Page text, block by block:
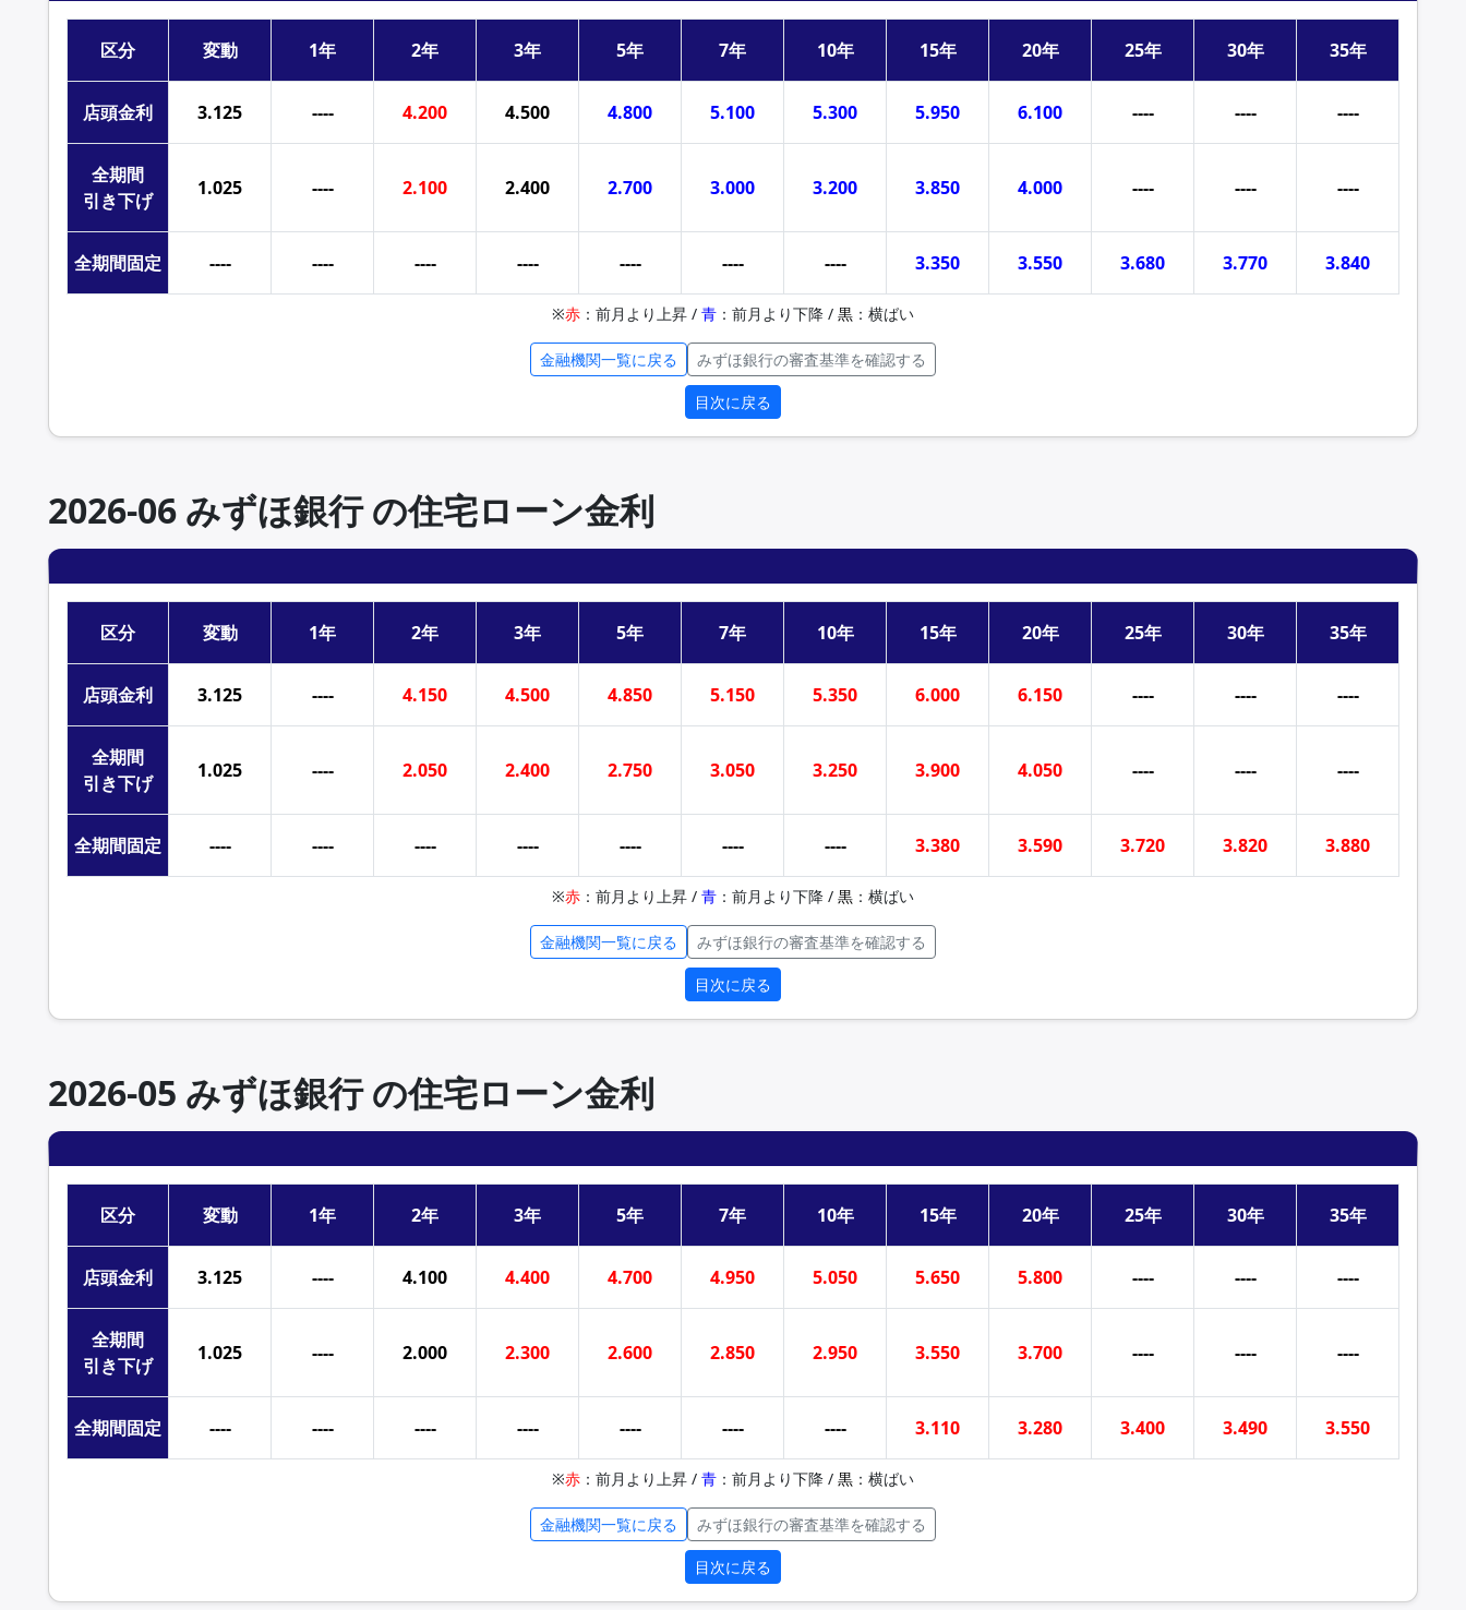
区分 変動 1年 2年 3年 5年 7年 10年 15年 20年 25年 30年 35年
店頭金利 3.125 ---- 4.200 4.500 4.800 5.100 5.300 5.950 6.100 ---- ---- ----
全期間
引き下げ
1.025 ---- 2.100 2.400 2.700 3.000 3.200 3.850 4.000 ---- ---- ----
全期間固定 ---- ---- ---- ---- ---- ---- ---- 3.350 3.550 3.680 3.770 3.840
※赤 ：前月より上昇 / 青 ：前月より下降 / 黒 ：横ばい
金融機関一覧に戻る みずほ銀行の審査基準を確認する
目次に戻る
2026-06 みずほ銀行 の住宅ローン金利
区分 変動 1年 2年 3年 5年 7年 10年 15年 20年 25年 30年 35年
店頭金利 3.125 ---- 4.150 4.500 4.850 5.150 5.350 6.000 6.150 ---- ---- ----
全期間
引き下げ
1.025 ---- 2.050 2.400 2.750 3.050 3.250 3.900 4.050 ---- ---- ----
全期間固定 ---- ---- ---- ---- ---- ---- ---- 3.380 3.590 3.720 3.820 3.880
※赤 ：前月より上昇 / 青 ：前月より下降 / 黒 ：横ばい
金融機関一覧に戻る みずほ銀行の審査基準を確認する
目次に戻る
2026-05 みずほ銀行 の住宅ローン金利
区分 変動 1年 2年 3年 5年 7年 10年 15年 20年 25年 30年 35年
店頭金利 3.125 ---- 4.100 4.400 4.700 4.950 5.050 5.650 5.800 ---- ---- ----
全期間
引き下げ
1.025 ---- 2.000 2.300 2.600 2.850 2.950 3.550 3.700 ---- ---- ----
全期間固定 ---- ---- ---- ---- ---- ---- ---- 3.110 3.280 3.400 3.490 3.550
※赤 ：前月より上昇 / 青 ：前月より下降 / 黒 ：横ばい
金融機関一覧に戻る みずほ銀行の審査基準を確認する
目次に戻る